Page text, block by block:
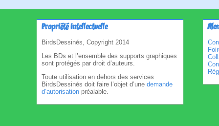
Propriété intellectuelle
BirdsDessinés, Copyright 2014
Les BDs et l’ensemble des supports graphiques
sont protégés par droit d’auteurs.
Toute utilisation en dehors des services
BirdsDessinés doit faire l’objet d’une demande
d’autorisation préalable.